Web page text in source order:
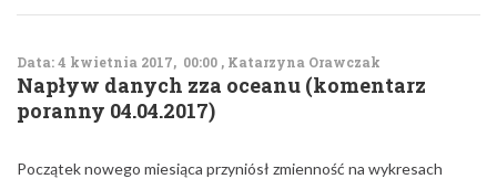
Data: 4 kwietnia 2017, 00:00 , Katarzyna Orawczak
Napływ danych zza oceanu (komentarz
poranny 04.04.2017)
Początek nowego miesiąca przyniósł zmienność na wykresach